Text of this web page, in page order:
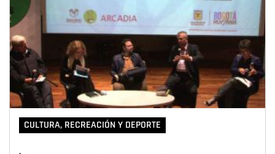
CULTURA, RECREACIÓN Y DEPORTE